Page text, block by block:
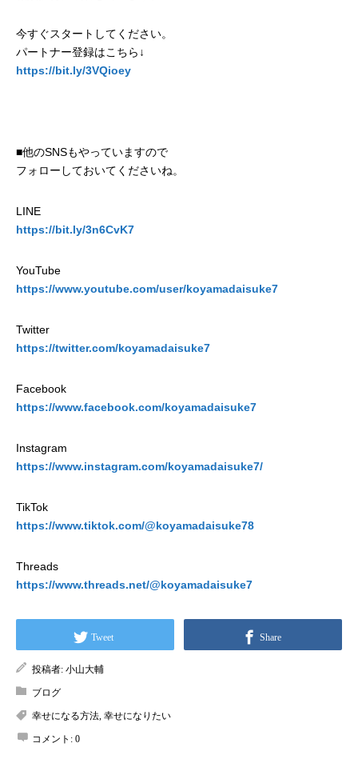
今すぐスタートしてください。
パートナー登録はこちら↓
https://bit.ly/3VQioey
■他のSNSもやっていますので
フォローしておいてくださいね。
LINE
https://bit.ly/3n6CvK7
YouTube
https://www.youtube.com/user/koyamadaisuke7
Twitter
https://twitter.com/koyamadaisuke7
Facebook
https://www.facebook.com/koyamadaisuke7
Instagram
https://www.instagram.com/koyamadaisuke7/
TikTok
https://www.tiktok.com/@koyamadaisuke78
Threads
https://www.threads.net/@koyamadaisuke7
Tweet Share
投稿者: 小山大輔
ブログ
幸せになる方法, 幸せになりたい
コメント: 0